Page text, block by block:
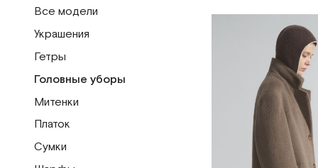
Дубленки
Пуховики
Жилеты
Кардиганы
Свитеры
Все модели
Украшения
Гетры
Головные уборы
Митенки
Платок
Сумки